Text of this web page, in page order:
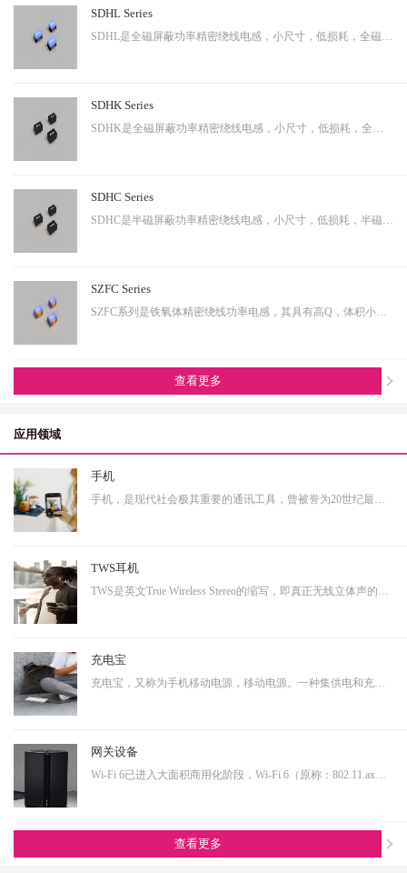
SDHL Series
SDHL是全磁屏蔽功率精密绕线电感，小尺寸，低损耗，全磁屏蔽等特点，适用于小型化终端产品。
SDHK Series
SDHK是全磁屏蔽功率精密绕线电感，小尺寸，低损耗，全磁屏蔽等特点，适用于小型化终端产品。
SDHC Series
SDHC是半磁屏蔽功率精密绕线电感，小尺寸，低损耗，半磁屏蔽等特点，适用于小型化终端产品。
SZFC Series
SZFC系列是铁氧体精密绕线功率电感，其具有高Q，体积小，电流大等特性。适用于小型化产品。
查看更多
应用领域
手机
手机，是现代社会极其重要的通讯工具，曾被誉为20世纪最伟大的发明之一。从早期的大哥大，到功能手机，到现在的智能手机，通讯制式不断升级，功能也越来越多样化。而正是因为其具有相当多样化的功能，使得其具有相当大的延展性，即可以演变成诸多其他产品形态的终端产品。…
TWS耳机
TWS是英文True Wireless Stereo的缩写，即真正无线立体声的意思，TWS技术同样也是基于蓝牙芯片技术的发展。按其工作原理来说是指手机通过连接主耳机，再由主耳机通过无线方式快速连接副耳机，实现真正的蓝牙左右声道无线分离使用。不连接从音箱时，主音箱回到单声道音质。…
充电宝
充电宝，又称为手机移动电源，移动电源。一种集供电和充电功能于一体的便携式充电器，可以给手机等数码设备随时随地充电或待机供电。随着移动产品的大量普及，以及移动设备的功能多样化，其用电需求也是越来越大，随身携带一个充电宝变为了常态，同时共享充电宝这个行业也…
网关设备
Wi-Fi 6已进入大面积商用化阶段，Wi-Fi 6（原称：802.11.ax）即第六代无线网络技术，提升更高的带宽，降低延时，连接用户数量提升明显。从IoT大布局的角度看，Wi-Fi 6在其中扮演着尤为重要的角色，也是高端技术的产物，内部有非常多的电源转换单元，亦需要搭配大电流功率…
查看更多